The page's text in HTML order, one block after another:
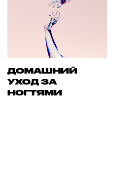
ДОМАШНИЙ
УХОД ЗА
НОГТЯМИ